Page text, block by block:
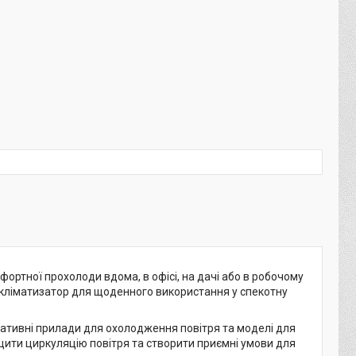
прохолоди вдома, в офісі, на дачі або в робочому
для щоденного використання у спекотну
прилади для охолодження повітря та моделі для
циркуляцію повітря та створити приємні умови для